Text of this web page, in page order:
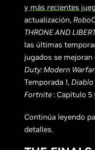
y más recientes
actualización,
THRONE AND
las últimas
jugados se
Duty: Modern
Temporada 1, Diablo
Fortnite : Capítulo 5
Continúa leyendo
detalles.